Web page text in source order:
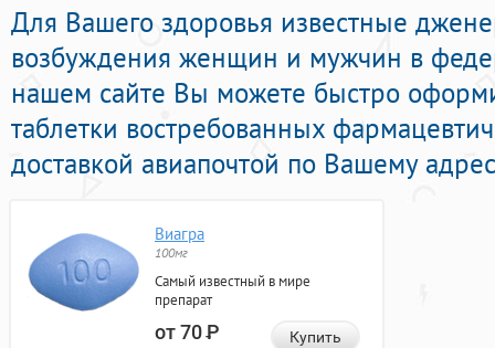
Для Вашего здоровья известные
возбуждения женщин и мужчин в
нашем сайте Вы можете быстро
таблетки востребованных
доставкой авиапочтой по Вашему
Виагра
100мг
Самый известный в мире
препарат
от 70Р Купить